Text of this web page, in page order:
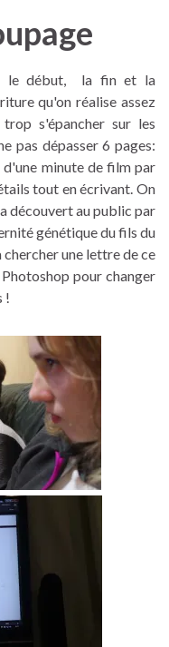
le début, la fin et la
qu'on réalise assez
s'épancher sur les
pas dépasser 6 pages:
d'une minute de film par
tout en écrivant. On
découvert au public par
génétique du fils du
une lettre de ce
pour changer
!